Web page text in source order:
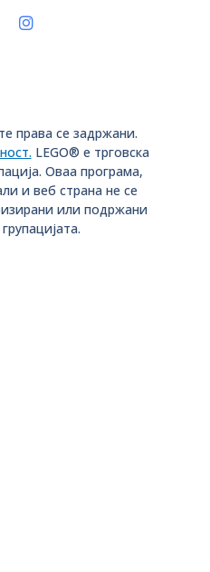
права се задржани.
LEGO® е трговска
Оваа програма,
и веб страна не се
или подржани